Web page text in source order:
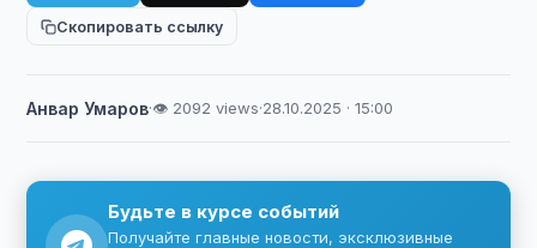
Скопировать ссылку
Анвар Умаров·👁 2092 views·28.10.2025 · 15:00
Будьте в курсе событий
Получайте главные новости, эксклюзивные